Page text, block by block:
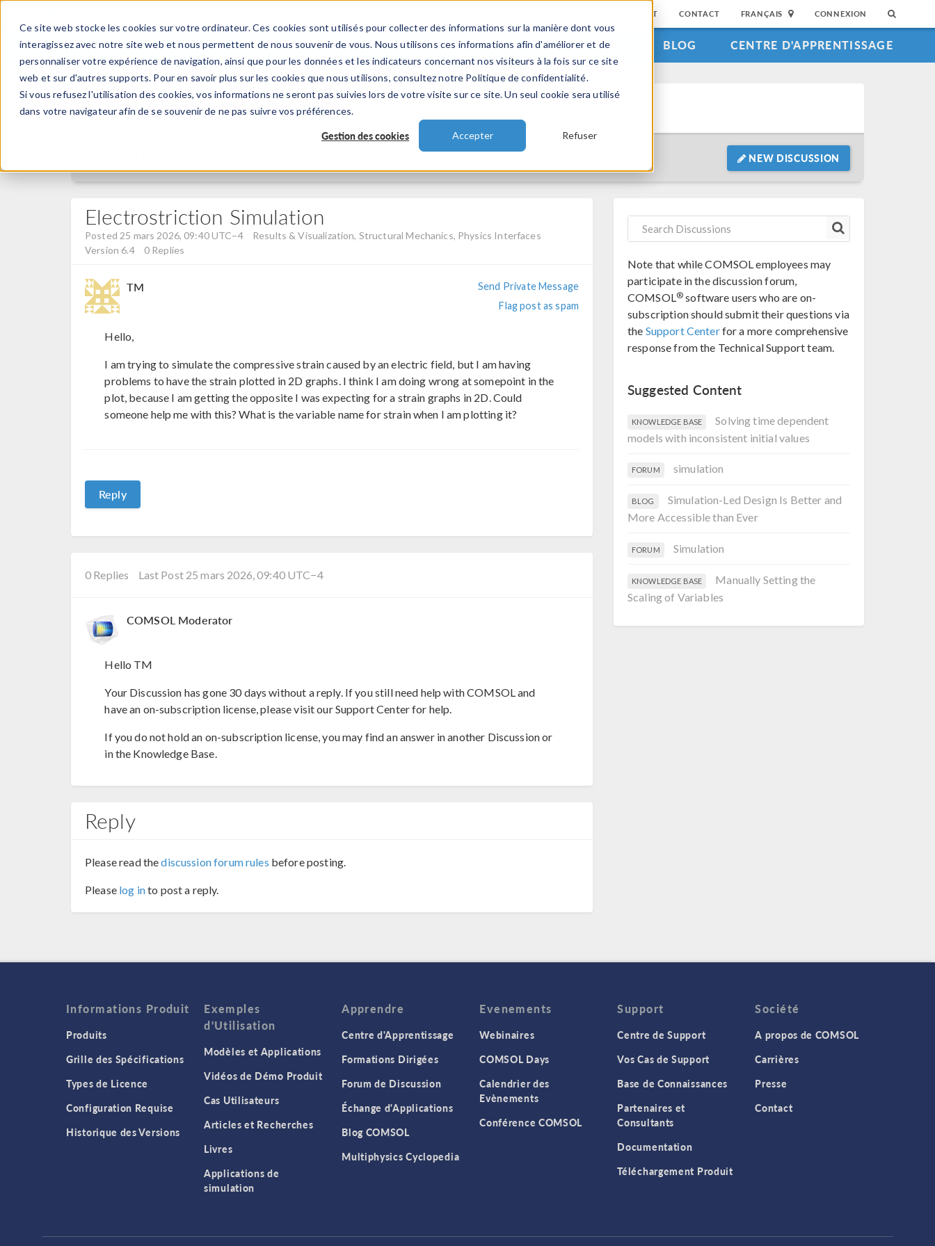
Ce site web stocke les cookies sur votre ordinateur. Ces cookies sont utilisés pour collecter des informations sur la manière dont vous
interagissez avec notre site web et nous permettent de nous souvenir de vous. Nous utilisons ces informations afin d'améliorer et de
personnaliser votre expérience de navigation, ainsi que pour les données et les indicateurs concernant nos visiteurs à la fois sur ce site
web et sur d'autres supports. Pour en savoir plus sur les cookies que nous utilisons, consultez notre Politique de confidentialité.
Si vous refusez l'utilisation des cookies, vos informations ne seront pas suivies lors de votre visite sur ce site. Un seul cookie sera utilisé
dans votre navigateur afin de se souvenir de ne pas suivre vos préférences.
Gestion des cookies Accepter Refuser
SUPPORT CONTACT FRANÇAIS CONNEXION
PRODUITS INDUSTRIES VIDEOS EVENEMENTS BLOG CENTRE D'APPRENTISSAGE
Discussion Forum
NEW DISCUSSION
Electrostriction Simulation
Posted 25 mars 2026, 09:40 UTC−4
Results & Visualization, Structural Mechanics, Physics Interfaces
Version 6.4
0 Replies
TM
Send Private Message
Flag post as spam
Hello,
I am trying to simulate the compressive strain caused by an electric field, but I am having
problems to have the strain plotted in 2D graphs. I think I am doing wrong at somepoint in the
plot, because I am getting the opposite I was expecting for a strain graphs in 2D. Could
someone help me with this? What is the variable name for strain when I am plotting it?
Reply
0 Replies Last Post 25 mars 2026, 09:40 UTC−4
COMSOL Moderator
Hello TM
Your Discussion has gone 30 days without a reply. If you still need help with COMSOL and
have an on-subscription license, please visit our Support Center for help.
If you do not hold an on-subscription license, you may find an answer in another Discussion or
in the Knowledge Base.
Reply
Please read thediscussion forum rules before posting.
Please log into post a reply.
Note that while COMSOL employees may
participate in the discussion forum,
COMSOL® software users who are on-
subscription should submit their questions via
the Support Centerfor a more comprehensive
response from the Technical Support team.
Suggested Content
KNOWLEDGE BASE
Solving time dependent
models with inconsistent initial values
FORUM simulation
BLOG
Simulation-Led Design Is Better and
More Accessible than Ever
FORUM Simulation
KNOWLEDGE BASE
Manually Setting the
Scaling of Variables
Informations Produit
Produits
Grille des Spécifications
Types de Licence
Configuration Requise
Historique des Versions
Exemples
d'Utilisation
Modèles et Applications
Vidéos de Démo Produit
Cas Utilisateurs
Articles et Recherches
Livres
Applications de
simulation
Apprendre
Centre d'Apprentissage
Formations Dirigées
Forum de Discussion
Échange d'Applications
Blog COMSOL
Multiphysics Cyclopedia
Evenements
Webinaires
COMSOL Days
Calendrier des
Evènements
Conférence COMSOL
Support
Centre de Support
Vos Cas de Support
Base de Connaissances
Partenaires et
Consultants
Documentation
Téléchargement Produit
Société
A propos de COMSOL
Carrières
Presse
Contact